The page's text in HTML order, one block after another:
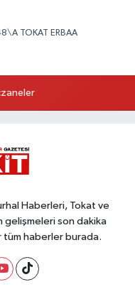
TOKAT ERBAA
Haberleri, Tokat ve
gelişmeleri son dakika
tüm haberler burada.